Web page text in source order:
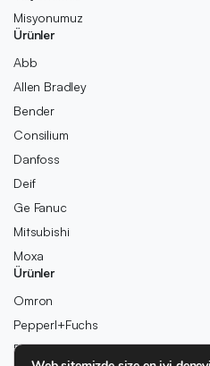
Misyonumuz
Ürünler
Abb
Allen Bradley
Bender
Consilium
Danfoss
Deif
Ge Fanuc
Mitsubishi
Moxa
Ürünler
Omron
Pepperl+Fuchs
Pilz